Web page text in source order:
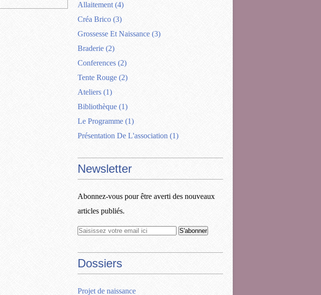
Allaitement (4)
Créa Brico (3)
Grossesse Et Naissance (3)
Braderie (2)
Conferences (2)
Tente Rouge (2)
Ateliers (1)
Bibliothèque (1)
Le Programme (1)
Présentation De L'association (1)
Newsletter
Abonnez-vous pour être averti des nouveaux
articles publiés.
Dossiers
Projet de naissance